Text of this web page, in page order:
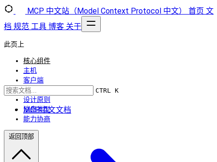
MCP 中文站（Model Context Protocol 中文） 首页 文
档 规范 工具 博客 关于
CTRL K
MCP中文文档
此页上
核心组件
主机
客户端
服务器
设计原则
消息类型
能力协商
返回顶部